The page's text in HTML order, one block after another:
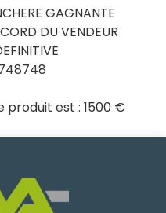
GAGNANTE
DU VENDEUR
produit est :1500 €